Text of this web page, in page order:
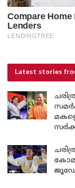
Latest stories